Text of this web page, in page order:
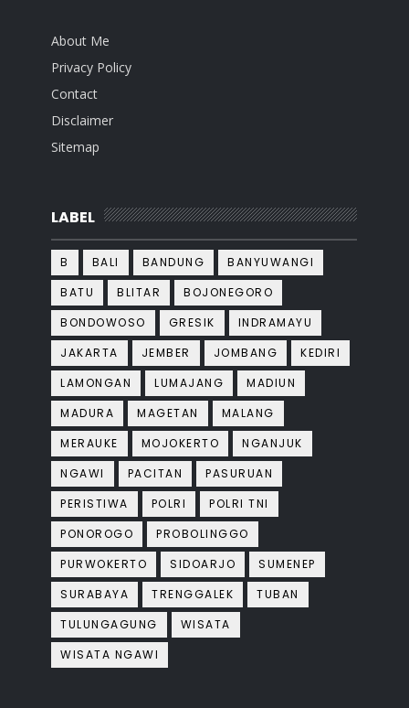
About Me
Privacy Policy
Contact
Disclaimer
Sitemap
LABEL
B BALI BANDUNG
BANYUWANGI
BATU
BLITAR
BOJONEGORO
BONDOWOSO
GRESIK
INDRAMAYU
JAKARTA
JEMBER JOMBANG
KEDIRI
LAMONGAN
LUMAJANG
MADIUN
MADURA
MAGETAN
MALANG
MERAUKE
MOJOKERTO
NGANJUK
NGAWI
PACITAN
PASURUAN
PERISTIWA
POLRI
POLRI TNI
PONOROGO
PROBOLINGGO
PURWOKERTO
SIDOARJO
SUMENEP
SURABAYA
TRENGGALEK
TUBAN
TULUNGAGUNG
WISATA
WISATA NGAWI